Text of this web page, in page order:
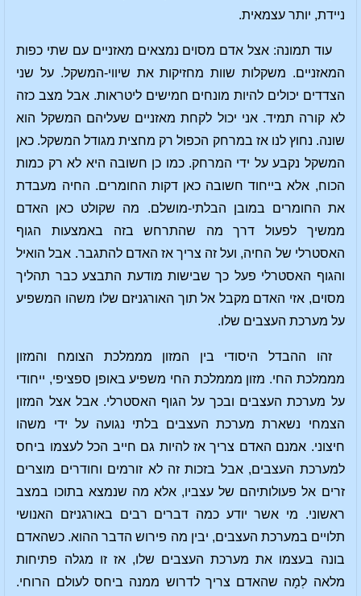
ניידת, יותר עצמאית.
עוד תמונה: אצל אדם מסוים נמצאים מאזניים עם שתי כפות
המאזניים. משקלות שוות מחזיקות את שיווי-המשקל. על שני
הצדדים יכולים להיות מונחים חמישים ליטראות. אבל מצב כזה
לא קורה תמיד. אני יכול לקחת מאזניים שעליהם המשקל הוא
שונה. נחוץ לנו אז במרחק הכפול רק מחצית מגודל המשקל. כאן
המשקל נקבע על ידי המרחק. כמו כן חשובה היא לא רק כמות
הכוח, אלא בייחוד חשובה כאן דקות החומרים. החיה מעבדת
את החומרים במובן הבלתי-מושלם. מה שקולט כאן האדם
ממשיך לפעול דרך מה שהתרחש בזה באמצעות הגוף
האסטרלי של החיה, ועל זה צריך אז האדם להתגבר. אבל הואיל
והגוף האסטרלי פעל כך שבישות מודעת התבצע כבר תהליך
מסוים, אזי האדם מקבל אל תוך האורגניזם שלו משהו המשפיע
על מערכת העצבים שלו.
זהו ההבדל היסודי בין המזון מממלכת הצומח והמזון
מממלכת החי. מזון מממלכת החי משפיע באופן ספציפי, ייחודי
על מערכת העצבים ובכך על הגוף האסטרלי. אבל אצל המזון
הצמחי נשארת מערכת העצבים בלתי נגועה על ידי משהו
חיצוני. אמנם האדם צריך אז להיות גם חייב הכל לעצמו ביחס
למערכת העצבים, אבל בזכות זה לא זורמים וחודרים מוצרים
זרים אל פעולותיהם של עצביו, אלא מה שנמצא בתוכו במצב
ראשוני. מי אשר יודע כמה דברים רבים באורגניזם האנושי
תלויים במערכת העצבים, יבין מה פירוש הדבר ההוא. כשהאדם
בונה בעצמו את מערכת העצבים שלו, אז זו מגלה פתיחות
מלאה לֽמָה שהאדם צריך לדרוש ממנה ביחס לעולם הרוחי.